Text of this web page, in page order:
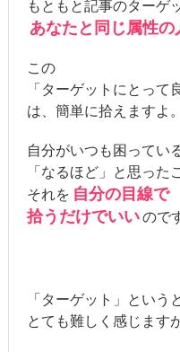
もともと記事のターゲ
あなたと同じ属性の
この
「ターゲットにとって
は、簡単に拾えますよ。
自分がいつも困ってい
「なるほど」と思った
それを 自分の目線で
拾うだけでいいので
「ターゲット」という
とても難しく感じます